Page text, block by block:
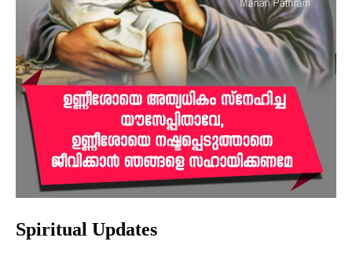
Spiritual Updates